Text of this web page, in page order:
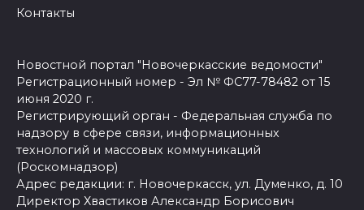
Контакты
Новостной портал "Новочеркасские ведомости"
Регистрационный номер - Эл № ФС77-78482 от 15
июня 2020 г.
Регистрирующий орган - Федеральная служба по
надзору в сфере связи, информационных
технологий и массовых коммуникаций
(Роскомнадзор)
Адрес редакции: г. Новочеркасск, ул. Думенко, д. 10
Директор Хвастиков Александр Борисович